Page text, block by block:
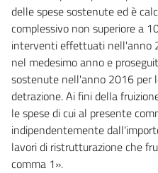
delle spese sostenute ed è
complessivo non superiore a
interventi effettuati nell'anno
nel medesimo anno e
sostenute nell'anno 2016 per
detrazione. Ai fini della
le spese di cui al presente
indipendentemente
lavori di ristrutturazione che
comma 1».